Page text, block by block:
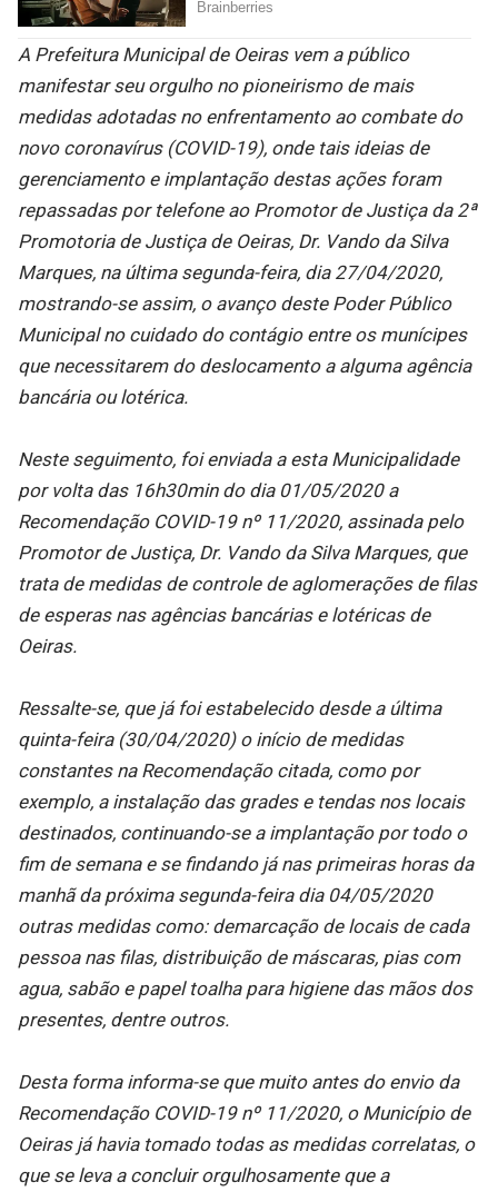
A Prefeitura Municipal de Oeiras vem a público
manifestar seu orgulho no pioneirismo de mais
medidas adotadas no enfrentamento ao combate do
novo coronavírus (COVID-19), onde tais ideias de
gerenciamento e implantação destas ações foram
repassadas por telefone ao Promotor de Justiça da 2ª
Promotoria de Justiça de Oeiras, Dr. Vando da Silva
Marques, na última segunda-feira, dia 27/04/2020,
mostrando-se assim, o avanço deste Poder Público
Municipal no cuidado do contágio entre os munícipes
que necessitarem do deslocamento a alguma agência
bancária ou lotérica.
Neste seguimento, foi enviada a esta Municipalidade
por volta das 16h30min do dia 01/05/2020 a
Recomendação COVID-19 nº 11/2020, assinada pelo
Promotor de Justiça, Dr. Vando da Silva Marques, que
trata de medidas de controle de aglomerações de filas
de esperas nas agências bancárias e lotéricas de
Oeiras.
Ressalte-se, que já foi estabelecido desde a última
quinta-feira (30/04/2020) o início de medidas
constantes na Recomendação citada, como por
exemplo, a instalação das grades e tendas nos locais
destinados, continuando-se a implantação por todo o
fim de semana e se findando já nas primeiras horas da
manhã da próxima segunda-feira dia 04/05/2020
outras medidas como: demarcação de locais de cada
pessoa nas filas, distribuição de máscaras, pias com
agua, sabão e papel toalha para higiene das mãos dos
presentes, dentre outros.
Desta forma informa-se que muito antes do envio da
Recomendação COVID-19 nº 11/2020, o Município de
Oeiras já havia tomado todas as medidas correlatas, o
que se leva a concluir orgulhosamente que a